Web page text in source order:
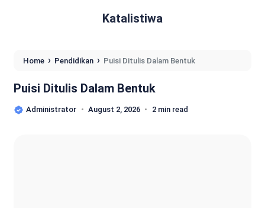
Katalistiwa
Home › Pendidikan › Puisi Ditulis Dalam Bentuk
Puisi Ditulis Dalam Bentuk
Administrator August 2, 2026 2 min read